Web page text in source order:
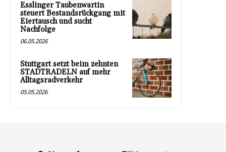
Esslinger Taubenwartin
steuert Bestandsrückgang mit
Eiertausch und sucht
Nachfolge
06.05.2026
Stuttgart setzt beim zehnten
STADTRADELN auf mehr
Alltagsradverkehr
05.05.2026